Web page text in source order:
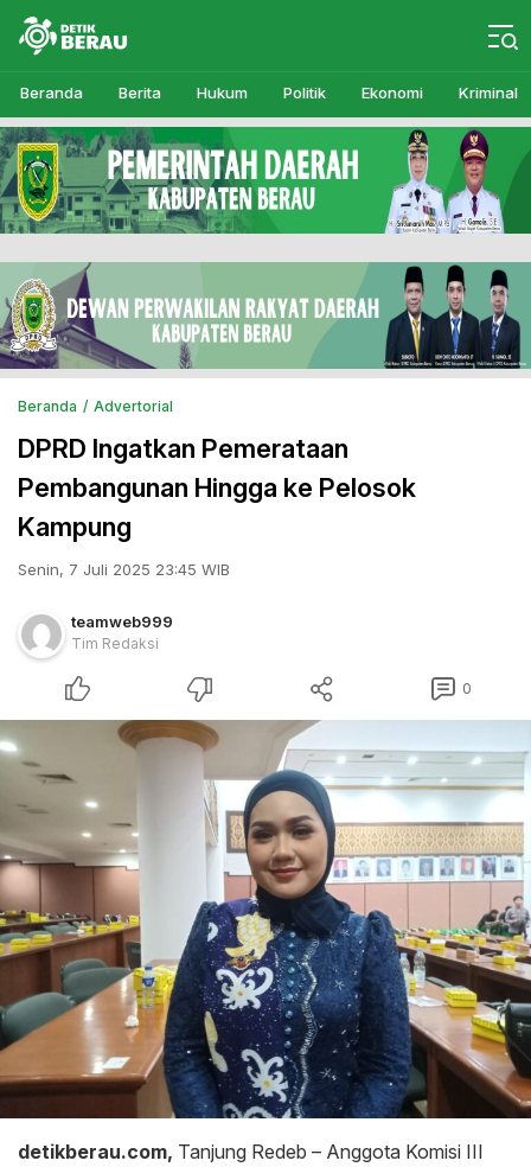
Detikberau.com
Media Diskusi Rakyat
Beranda Berita Hukum Politik Ekonomi Kriminal
Beranda Advertorial
DPRD Ingatkan Pemerataan
Pembangunan Hingga ke Pelosok
Kampung
Senin, 7 Juli 2025 23:45 WIB
teamweb999
Tim Redaksi
0
detikberau.com, Tanjung Redeb – Anggota Komisi III